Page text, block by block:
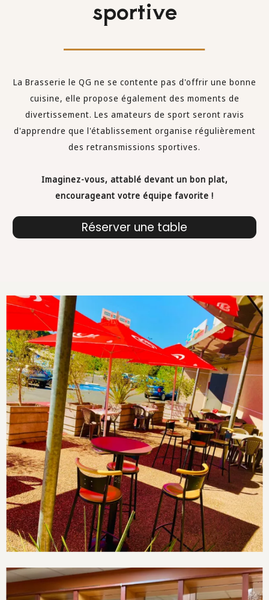
sportive
La Brasserie le QG ne se contente pas d'offrir une bonne
cuisine, elle propose également des moments de
divertissement. Les amateurs de sport seront ravis
d'apprendre que l'établissement organise régulièrement
des retransmissions sportives.
Imaginez-vous, attablé devant un bon plat,
encourageant votre équipe favorite !
Réserver une table